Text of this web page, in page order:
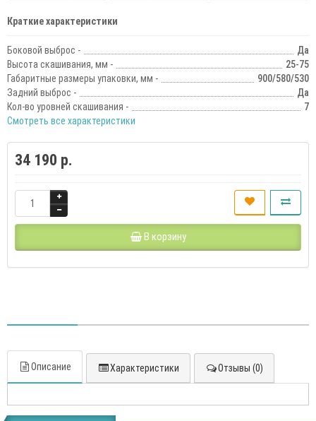
Краткие характеристики
Боковой выброс -
Да
Высота скашивания, мм -
25-75
Габаритные размеры упаковки, мм -
900/580/530
Задний выброс -
Да
Кол-во уровней скашивания -
7
Смотреть все характеристики
34 190 р.
В корзину
Описание Характеристики Отзывы (0)